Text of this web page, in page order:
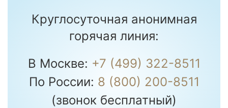
Круглосуточная анонимная
горячая линия:
В Москве: +7 (499) 322-8511
По России: 8 (800) 200-8511
(звонок бесплатный)